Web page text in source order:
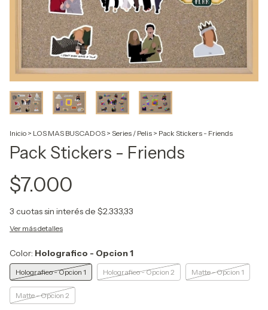
Inicio > LOS MAS BUSCADOS > Series / Pelis > Pack Stickers - Friends
Pack Stickers - Friends
$7.000
3 cuotas sin interés de $2.333,33
Ver más detalles
Color: Holografico - Opcion 1
Holografico - Opcion 1 Holografico - Opcion 2 Matte - Opcion 1
Matte - Opcion 2